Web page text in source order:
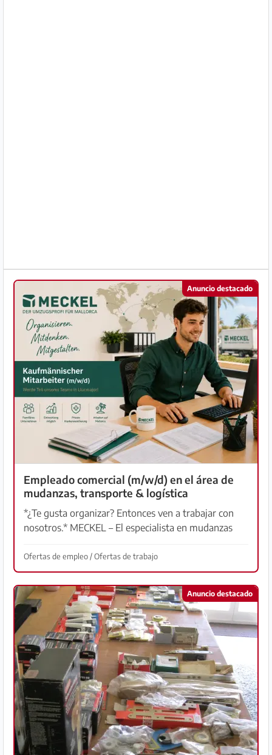
Anuncio destacado
Empleado comercial (m/w/d) en el área de
mudanzas, transporte & logística
*¿Te gusta organizar? Entonces ven a trabajar con
nosotros.* MECKEL – El especialista en mudanzas
a personas en su mudanza entre Alemania y
Mallorca....
Ofertas de empleo / Ofertas de trabajo
Anuncio destacado